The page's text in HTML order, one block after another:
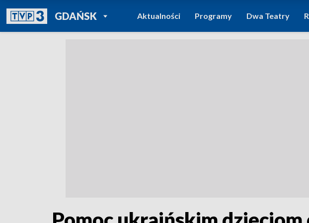
GDAŃSKPOWRÓT DO
TVP REGIONY
Aktualności Programy Dwa Teatry